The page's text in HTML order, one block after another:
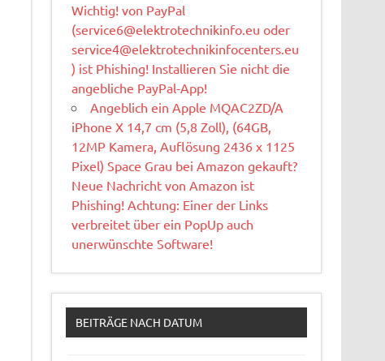
Wichtig! von PayPal
(service6@elektrotechnikinfo.eu oder
service4@elektrotechnikinfocenters.eu
) ist Phishing! Installieren Sie nicht die
angebliche PayPal-App!
Angeblich ein Apple MQAC2ZD/A
iPhone X 14,7 cm (5,8 Zoll), (64GB,
12MP Kamera, Auflösung 2436 x 1125
Pixel) Space Grau bei Amazon gekauft?
Neue Nachricht von Amazon ist
Phishing! Achtung: Einer der Links
verbreitet über ein PopUp auch
unerwünschte Software!
BEITRÄGE NACH DATUM